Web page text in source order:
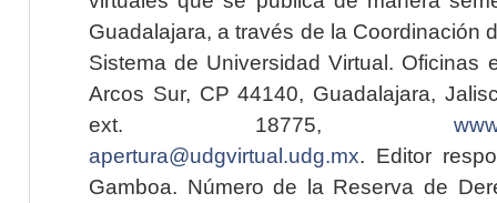
Guadalajara, a través de la Coordinación
Sistema de Universidad Virtual. Oficinas
Arcos Sur, CP 44140, Guadalajara,
ext. 18775,
apertura@udgvirtual.udg.mx. Editor
Gamboa. Número de la Reserva de